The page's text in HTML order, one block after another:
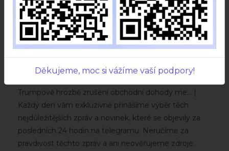
????Starmer Trumpovi: „Nebudu ustupovat!“Velká
Trumpově hrozbě zrušení obchodní dohody me... |
Každý den vám exkluzivně přinášíme výběr těch
nejdůležitějších zpráv a novinek, které se objevily za
posledních 24 hodin na telegramu. Neručíme za
pravdivost těchto zpráv a ani neověřujeme zdroje.
Děkujeme, moc si vážíme vaší podpory!